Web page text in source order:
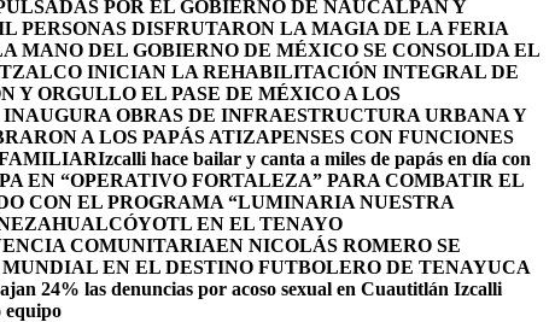
POR EL GOBIERNO DE NAUCALPAN Y
PERSONAS DISFRUTARON LA MAGIA DE LA FERIA
MANO DEL GOBIERNO DE MÉXICO SE CONSOLIDA EL
INICIAN LA REHABILITACIÓN INTEGRAL DE
Y ORGULLO EL PASE DE MÉXICO A LOS
OBRAS DE INFRAESTRUCTURA URBANA Y
A LOS PAPÁS ATIZAPENSES CON FUNCIONES
Izcalli hace bailar y canta a miles de papás en día con
EN “OPERATIVO FORTALEZA” PARA COMBATIR EL
CON EL PROGRAMA “LUMINARIA NUESTRA
EN EL TENAYO
COMUNITARIAEN NICOLÁS ROMERO SE
EN EL DESTINO FUTBOLERO DE TENAYUCA
24% las denuncias por acoso sexual en Cuautitlán Izcalli
equipo